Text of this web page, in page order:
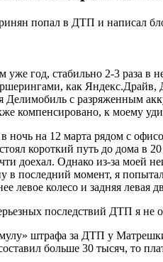
попал в ДТП и написал
уже год, стабильно 2-3 раза в
как
с разряженным
компенсировано, к моему
ночь на 12 марта рядом с
короткий путь до дома в
доехал. Однако из-за моей
в последний момент, я
левое колесо и задняя левая
последствий ДТП я не
штрафа за ДТП у
больше 30 тысяч, то